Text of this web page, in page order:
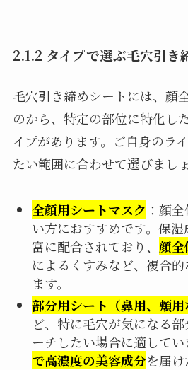
2.1.2 タイプで選ぶ毛穴引き
毛穴引き締めシートには、顔
のから、特定の部位に特化し
イプがあります。ご自身のラ
たい範囲に合わせて選びましょ
全顔用シートマスク ：顔
い方におすすめです。保
富に配合されており、 顔全
によるくすみなど、複合
ます。
部分用シート（鼻用、頬用
ど、特に毛穴が気になる
ーチしたい場合に適してい
で高濃度の美容成分を届け